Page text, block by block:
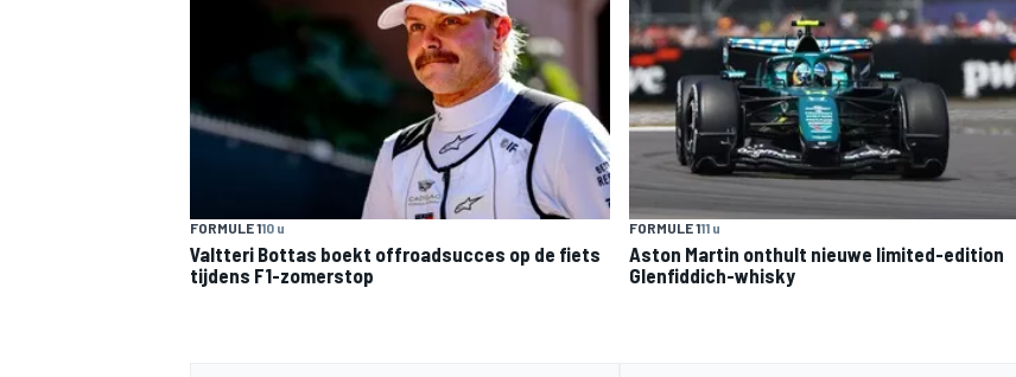
FORMULE 110 u
Valtteri Bottas boekt offroadsucces op de fiets
tijdens F1-zomerstop
FORMULE 111 u
Aston Martin onthult nieuwe limited-edition
Glenfiddich-whisky